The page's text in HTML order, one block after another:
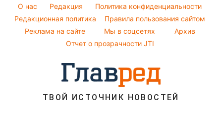
Потап
София Ротару
Ольга Сумская
Новости Житомира
Новости Сум
Новости Одессы
Новости Ровно
Новости Запорожья
Все о шоу-бизнесе
Погода на завтра
Пылевая буря
O нас Редакция
Политика конфиденциальности
Редакционная политика
Правила пользования сайтом
Реклама на сайте
Мы в соцсетях
Архив
Отчет о прозрачности JTI
ТВОЙ ИСТОЧНИК НОВОСТЕЙ